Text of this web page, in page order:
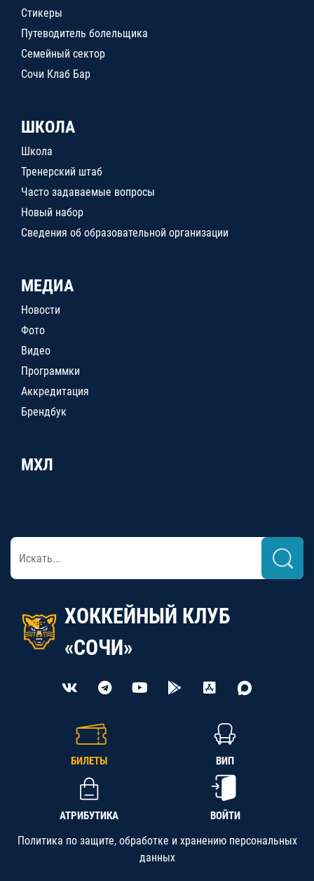
Стикеры
Путеводитель болельщика
Семейный сектор
Сочи Клаб Бар
ШКОЛА
Школа
Тренерский штаб
Часто задаваемые вопросы
Новый набор
Сведения об образовательной организации
МЕДИА
Новости
Фото
Видео
Программки
Аккредитация
Брендбук
МХЛ
ХОККЕЙНЫЙ КЛУБ
«СОЧИ»
БИЛЕТЫ ВИП
АТРИБУТИКА ВОЙТИ
Политика по защите, обработке и хранению персональных
данных